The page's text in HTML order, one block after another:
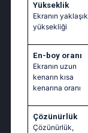
Yükseklik
Ekranın yaklaşık
yüksekliği
En-boy oranı
Ekranın uzun
kenarın kısa
kenarına oranı
Çözünürlük
Çözünürlük,